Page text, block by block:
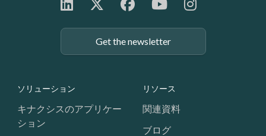
Get the newsletter
Footer: Navigation
ソリューション
キナクシスのアプリケー
ション
リソース
関連資料
ブログ